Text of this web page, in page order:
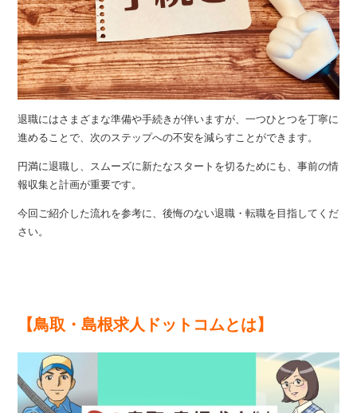
退職にはさまざまな準備や手続きが伴いますが、一つひとつを丁寧に
進めることで、次のステップへの不安を減らすことができます。
円満に退職し、スムーズに新たなスタートを切るためにも、事前の情
報収集と計画が重要です。
今回ご紹介した流れを参考に、後悔のない退職・転職を目指してくだ
さい。
【鳥取・島根求人ドットコムとは】